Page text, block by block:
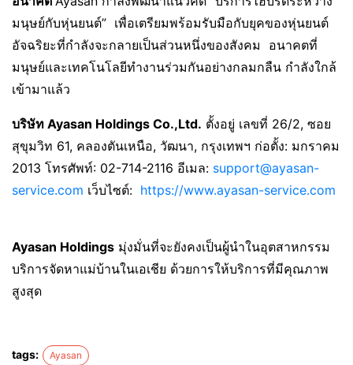
มนุษย์กับหุ่นยนต์” เพื่อเตรียมพร้อมรับมือกับยุคของหุ่นยนต์
อัจฉริยะที่กำลังจะกลายเป็นส่วนหนึ่งของสังคม อนาคตที่
มนุษย์และเทคโนโลยีทำงานร่วมกันอย่างกลมกลืน กำลังใกล้
เข้ามาแล้ว
บริษัท Ayasan Holdings Co.,Ltd. ตั้งอยู่ เลขที่ 26/2, ซอย
สุขุมวิท 61, คลองตันเหนือ, วัฒนา, กรุงเทพฯ ก่อตั้ง: มกราคม
2013 โทรศัพท์: 02-714-2116 อีเมล: support@ayasan-
service.com เว็บไซต์: https://www.ayasan-service.com
Ayasan Holdings มุ่งมั่นที่จะยังคงเป็นผู้นำในอุตสาหกรรม
บริการจัดหาแม่บ้านในเอเชีย ด้วยการให้บริการที่มีคุณภาพ
สูงสุด
tags: Ayasan